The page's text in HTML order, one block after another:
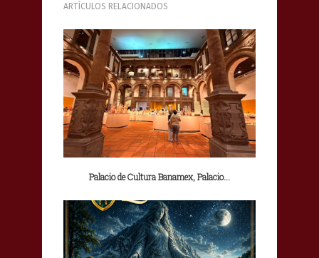
ARTÍCULOS RELACIONADOS
Palacio de Cultura Banamex, Palacio...